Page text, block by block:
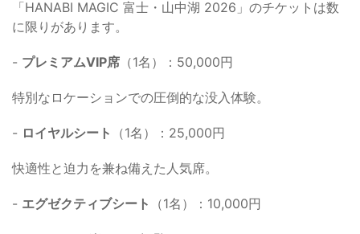
「HANABI MAGIC 富士・山中湖 2026」のチケットは数
に限りがあります。
- プレミアムVIP席 （1名）：50,000円
特別なロケーションでの圧倒的な没入体験。
- ロイヤルシート （1名）：25,000円
快適性と迫力を兼ね備えた人気席。
- エグゼクティブシート （1名）：10,000円